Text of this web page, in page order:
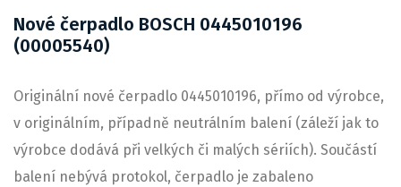
Nové čerpadlo BOSCH 0445010196
(00005540)
Originální nové čerpadlo 0445010196, přímo od výrobce,
v originálním, případně neutrálním balení (záleží jak to
výrobce dodává při velkých či malých sériích). Součástí
balení nebývá protokol, čerpadlo je zabaleno